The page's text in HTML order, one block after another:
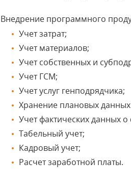
Внедрение программного
Учет затрат;
Учет материалов;
Учет собственных и
Учет ГСМ;
Учет услуг генподрядчика;
Хранение плановых данных
Учет фактических данных о
Табельный учет;
Кадровый учет;
Расчет заработной платы.